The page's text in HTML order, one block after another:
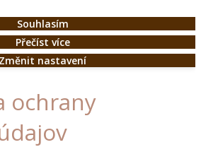
Souhlasím
Přečíst více
Změnit nastavení
ochrany